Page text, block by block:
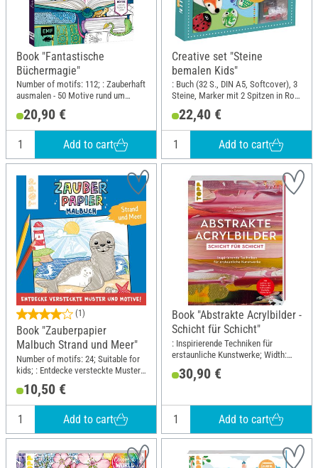
Book "Fantastische
Büchermagie"
Number of motifs: 112; : Zauberhaft
ausmalen - 50 Motive rund um
Bücher & Lessen; Width: 20 cm;
Height: 23.5 cm
20,90 €
Add to cart
Creative set "Steine
bemalen Kids"
: Buch (32 S., DIN A5, Softcover), 3
Steine, Marker mit 2 Spitzen in Rot,
Blau, Grün, Schwarz, Wackelaugen,
Pompons; DIN format A5
22,40 €
Add to cart
(1)
Book "Zauberpapier
Malbuch Strand und Meer"
Number of motifs: 24; Suitable for
kids; : Entdecke versteckte Muster
und Motive!; Width: 21 cm; Height:
21 cm
10,50 €
Add to cart
Book "Abstrakte Acrylbilder -
Schicht für Schicht"
: Inspirierende Techniken für
erstaunliche Kunstwerke; Width:
21.5 cm; Height: 28.5 cm
30,90 €
Add to cart